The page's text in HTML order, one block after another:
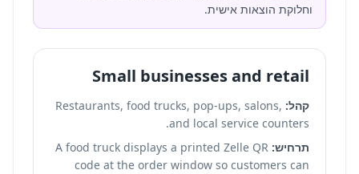
וחלוקת הוצאות אישית.
Small businesses and retail
קהל: Restaurants, food trucks, pop-ups, salons,
and local service counters.
תרחיש: A food truck displays a printed Zelle QR
code at the order window so customers can